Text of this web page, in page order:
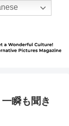
瞬も聞き